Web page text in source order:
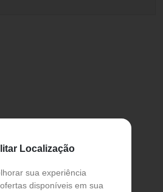
Localização
sua experiência
disponíveis em sua
F - KG Sorense